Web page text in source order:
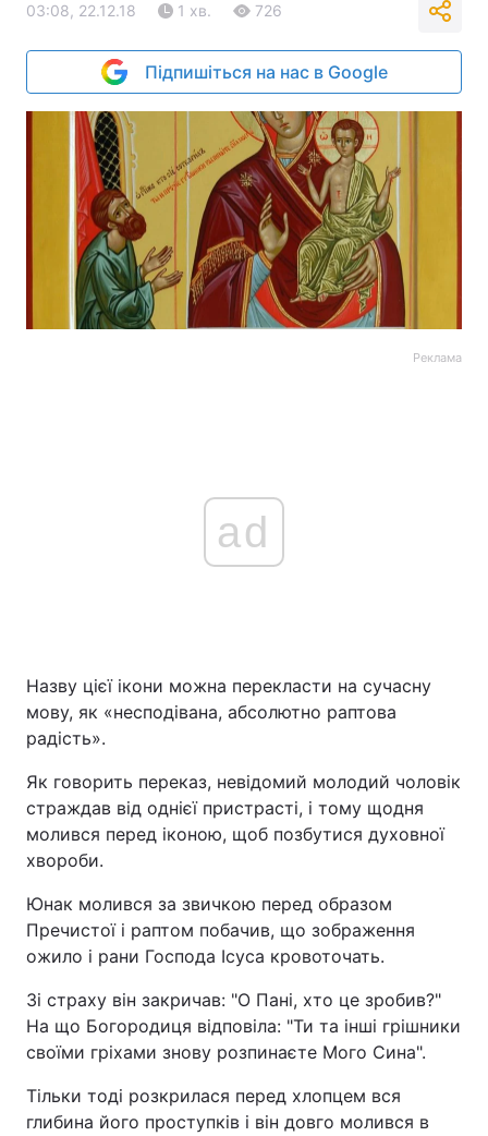
03:08, 22.12.18 1 хв. 726
Підпишіться на нас в Google
Реклама
ad
Назву цієї ікони можна перекласти на сучасну
мову, як «несподівана, абсолютно раптова
радість».
Як говорить переказ, невідомий молодий чоловік
страждав від однієї пристрасті, і тому щодня
молився перед іконою, щоб позбутися духовної
хвороби.
Юнак молився за звичкою перед образом
Пречистої і раптом побачив, що зображення
ожило і рани Господа Ісуса кровоточать.
Зі страху він закричав: "О Пані, хто це зробив?"
На що Богородиця відповіла: "Ти та інші грішники
своїми гріхами знову розпинаєте Мого Сина".
Тільки тоді розкрилася перед хлопцем вся
глибина його проступків і він довго молився в